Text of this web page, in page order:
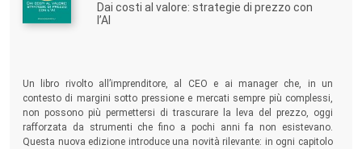
Dai costi al valore: strategie di prezzo con
l’AI
Un libro rivolto all’imprenditore, al CEO e ai manager che, in un
contesto di margini sotto pressione e mercati sempre più complessi,
non possono più permettersi di trascurare la leva del prezzo, oggi
rafforzata da strumenti che fino a pochi anni fa non esistevano.
Questa nuova edizione introduce una novità rilevante: in ogni capitolo